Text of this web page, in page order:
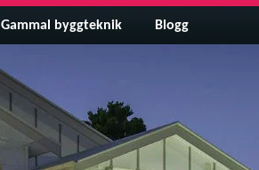
Gammal byggteknik Blogg